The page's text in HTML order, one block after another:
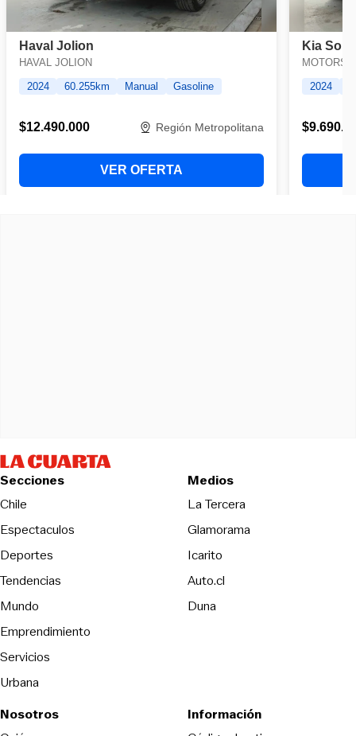
Secciones
Chile
Espectaculos
Deportes
Tendencias
Mundo
Emprendimiento
Servicios
Urbana
Medios
La TerceraOpens in new
Glamorama
Icarito
Auto.cl
DunaOpens in new window
Nosotros
Información